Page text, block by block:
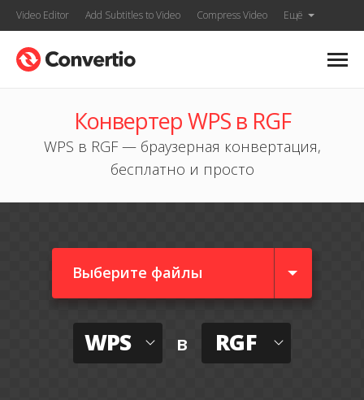
Video Editor Add Subtitles to Video Compress Video Ещё
Конвертер WPS в RGF
WPS в RGF — браузерная конвертация,
бесплатно и просто
Выберите файлы
WPS в RGF